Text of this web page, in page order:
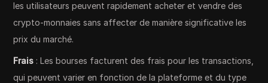
les utilisateurs peuvent rapidement acheter et vendre des
crypto-monnaies sans affecter de manière significative les
prix du marché.
Frais : Les bourses facturent des frais pour les transactions,
qui peuvent varier en fonction de la plateforme et du type